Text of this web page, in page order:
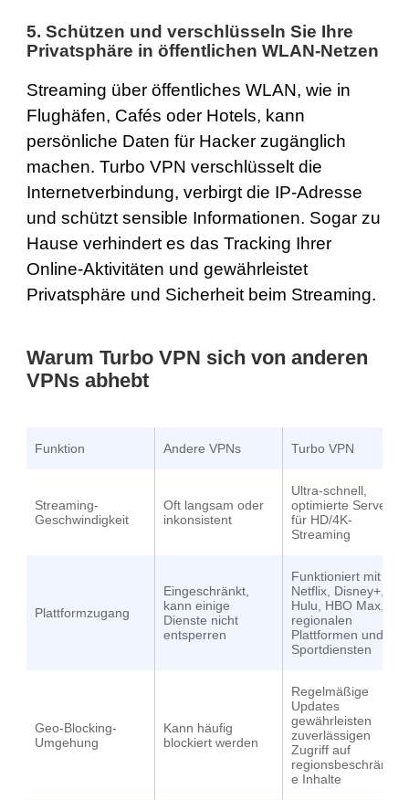
5. Schützen und verschlüsseln Sie Ihre
Privatsphäre in öffentlichen WLAN-Netzen
Streaming über öffentliches WLAN, wie in
Flughäfen, Cafés oder Hotels, kann
persönliche Daten für Hacker zugänglich
machen. Turbo VPN verschlüsselt die
Internetverbindung, verbirgt die IP-Adresse
und schützt sensible Informationen. Sogar zu
Hause verhindert es das Tracking Ihrer
Online-Aktivitäten und gewährleistet
Privatsphäre und Sicherheit beim Streaming.
Warum Turbo VPN sich von anderen
VPNs abhebt
Funktion Andere VPNs Turbo VPN
Streaming-
Geschwindigkeit
Oft langsam oder
inkonsistent
Ultra-schnell,
optimierte Server
für HD/4K-
Streaming
Plattformzugang
Eingeschränkt,
kann einige
Dienste nicht
entsperren
Funktioniert mit
Netflix Disney+
Hulu , HBO Max,
regionalen
Plattformen und
Sportdiensten
Geo-Blocking-
Umgehung
Kann häufig
blockiert werden
Regelmäßige
Updates
gewährleisten
zuverlässigen
Zugriff auf
regionsbeschränkt
e Inhalte